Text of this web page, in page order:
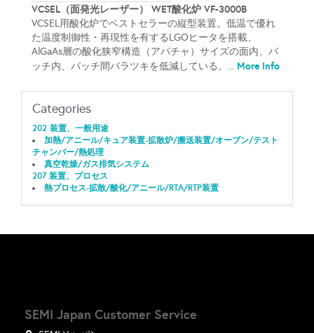
VCSEL（面発光レーザー） WET酸化炉 VF-3000B
VCSEL用酸化炉でベストセラーの縦型装置。低温で優れ
た温度制御性・再現性を有するLGOヒータを搭載、
AlGaAs層の酸化狭窄構造（アパチャ）サイズの面内、バ
ッチ内、バッチ間バラツキを低減している。... More Info
Categories
202 装置、一般用途
加熱/アニール/キュア装置-拡散炉/搬送装置/オーブン/テスト
チャンバー/熱処理
真空乾燥/ガス排気システム
207 装置、プロセス
熱プロセス-拡散/酸化/アニール/RTA/RTP装置
SEMI Japan Customer Service